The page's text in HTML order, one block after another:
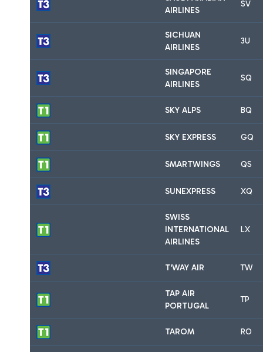
AIRLINES
SV
SICHUAN
AIRLINES
3U
SINGAPORE
AIRLINES
SQ
SKY ALPS BQ
SKY EXPRESS GQ
SMARTWINGS QS
SUNEXPRESS XQ
SWISS
INTERNATIONAL
AIRLINES
LX
T'WAY AIR TW
TAP AIR
PORTUGAL
TP
TAROM RO